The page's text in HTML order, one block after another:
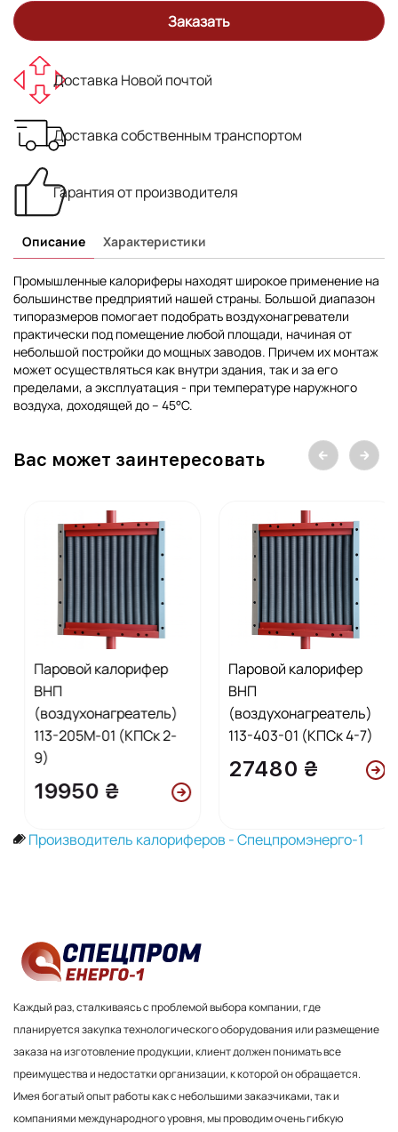
Заказать
Доставка Новой почтой
Доставка собственным транспортом
Гарантия от производителя
Описание Характеристики
Промышленные калориферы находят широкое применение на
большинстве предприятий нашей страны. Большой диапазон
типоразмеров помогает подобрать воздухонагреватели
практически под помещение любой площади, начиная от
небольшой постройки до мощных заводов. Причем их монтаж
может осуществляться как внутри здания, так и за его
пределами, а эксплуатация - при температуре наружного
воздуха, доходящей до – 45°С.
Вас может заинтересовать
Паровой калорифер
ВНП
(воздухонагреатель)
113-205М-01 (КПСк 2-
9)
19950 ₴
Паровой калорифер
ВНП
(воздухонагреатель)
113-403-01 (КПСк 4-7)
27480 ₴
Производитель калориферов - Спецпромэнерго-1
Каждый раз, сталкиваясь с проблемой выбора компании, где
планируется закупка технологического оборудования или размещение
заказа на изготовление продукции, клиент должен понимать все
преимущества и недостатки организации, к которой он обращается.
Имея богатый опыт работы как с небольшими заказчиками, так и
компаниями международного уровня, мы проводим очень гибкую